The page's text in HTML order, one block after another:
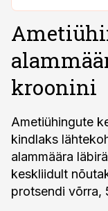
kroonini
Ametiühingute
kindlaks
alammäära
keskliidult
protsendi võrra,